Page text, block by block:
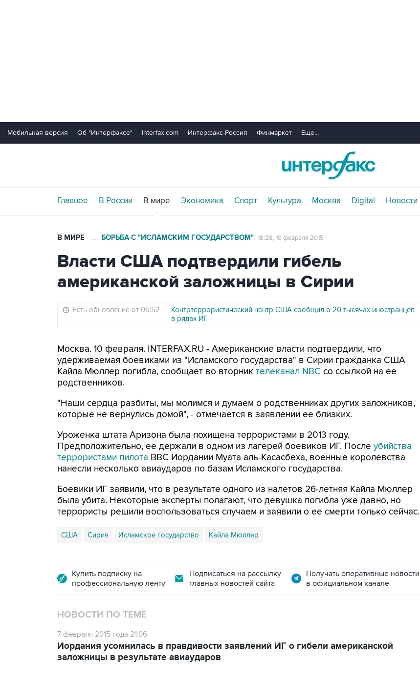
Мобильная версия Об "Интерфаксе" Interfax.com Интерфакс-Россия Финмаркет Еще...
Главное В России В мире Экономика Спорт Культура Москва Digital Новости
В МИРЕ → БОРЬБА С "ИСЛАМСКИМ ГОСУДАРСТВОМ" 18:28, 10 февраля 2015
Власти США подтвердили гибель
американской заложницы в Сирии
Есть обновление от 05:52 → Контртеррористический центр США сообщил о 20 тысячах иностранцев
в рядах ИГ
Москва. 10 февраля. INTERFAX.RU - Американские власти подтвердили, что
удерживаемая боевиками из "Исламского государства" в Сирии гражданка США
Кайла Мюллер погибла, сообщает во вторник телеканал NBC со ссылкой на ее
родственников.
"Наши сердца разбиты, мы молимся и думаем о родственниках других заложников,
которые не вернулись домой", - отмечается в заявлении ее близких.
Уроженка штата Аризона была похищена террористами в 2013 году.
Предположительно, ее держали в одном из лагерей боевиков ИГ. После убийства
террористами пилота ВВС Иордании Муата аль-Касасбеха, военные королевства
нанесли несколько авиаударов по базам Исламского государства.
Боевики ИГ заявили, что в результате одного из налетов 26-летняя Кайла Мюллер
была убита. Некоторые эксперты полагают, что девушка погибла уже давно, но
террористы решили воспользоваться случаем и заявили о ее смерти только сейчас.
США Сирия Исламское государство Кайла Мюллер
Купить подписку на
профессиональную ленту
Подписаться на рассылку
главных новостей сайта
Получать оперативные новости
в официальном канале
НОВОСТИ ПО ТЕМЕ
7 февраля 2015 года 21:06
Иордания усомнилась в правдивости заявлений ИГ о гибели американской
заложницы в результате авиаударов